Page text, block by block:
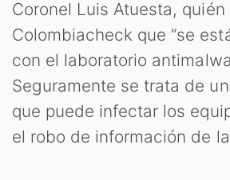
Coronel Luis Atuesta, quién
Colombiacheck que “se
con el laboratorio
Seguramente se trata de
que puede infectar los
el robo de información de